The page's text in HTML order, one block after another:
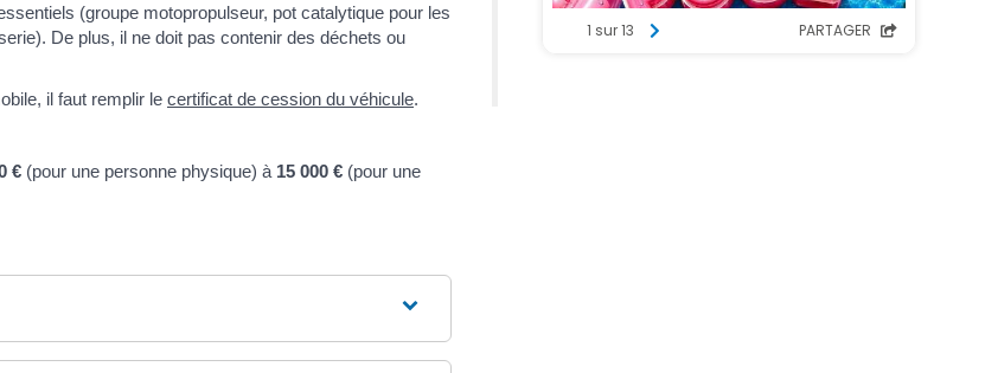
(groupe motopropulseur, pot catalytique pour les
De plus, il ne doit pas contenir des déchets ou
il faut remplir le certificat de cession du véhicule.
€ (pour une personne physique) à 15 000 € (pour une